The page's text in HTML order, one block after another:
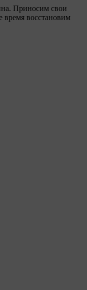
Приносим свои
время восстановим